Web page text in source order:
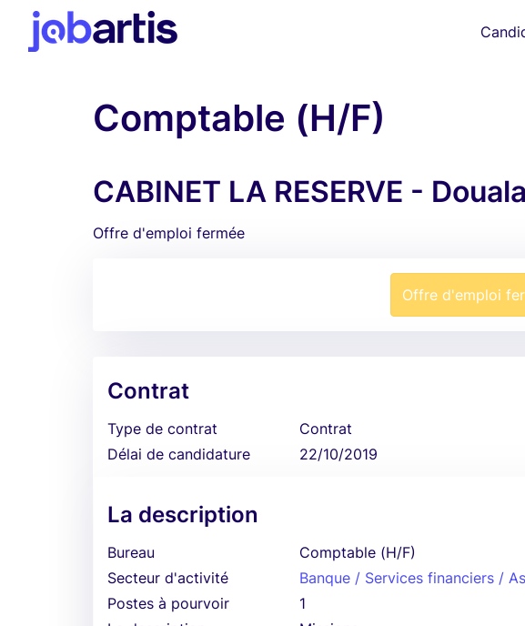
Comptable (H/F)
CABINET LA RESERVE -
Offre d'emploi fermée
Offre d'emploi
Contrat
Type de contrat
Contrat
Délai de candidature
22/10/2019
La description
Bureau
Comptable (H/F)
Secteur d'activité
Banque / Services financiers /
Postes à pourvoir
1